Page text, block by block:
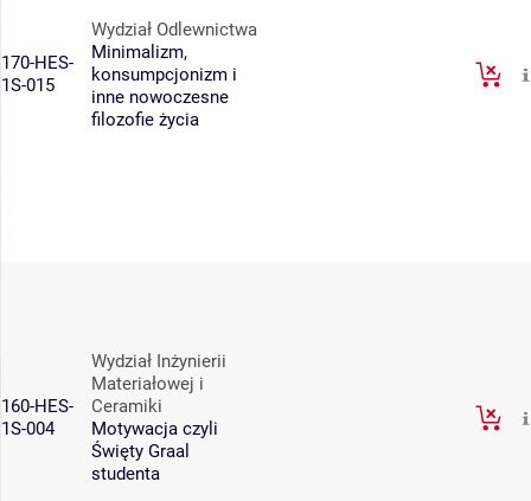
170-HES-
1S-015
Wydział Odlewnictwa
Minimalizm,
konsumpcjonizm i
inne nowoczesne
filozofie życia
160-HES-
1S-004
Wydział Inżynierii
Materiałowej i
Ceramiki
Motywacja czyli
Święty Graal
studenta